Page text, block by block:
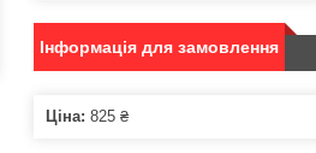
Інформація для замовлення
Ціна: 825 ₴